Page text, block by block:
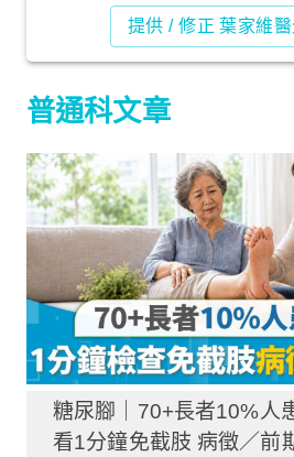
提供 / 修正 葉家維
普通科文章
糖尿腳｜70+長者10%人
看1分鐘免截肢 病徵／前